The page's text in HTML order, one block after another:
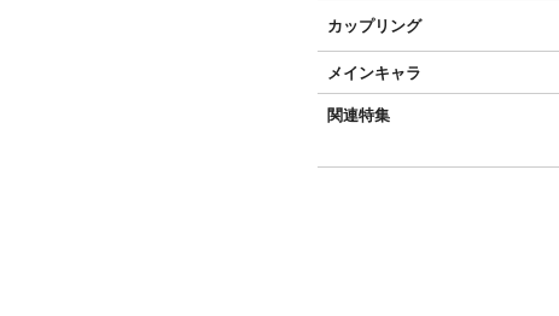
カップリング
メインキャラ
関連特集